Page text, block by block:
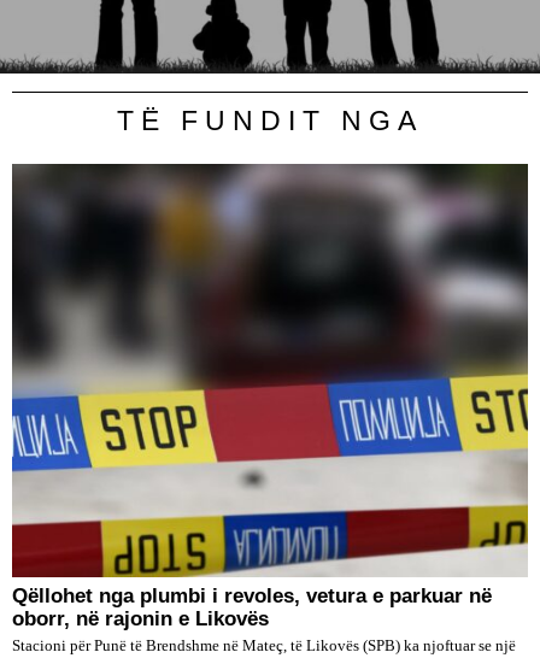
TË FUNDIT NGA
Qëllohet nga plumbi i revoles, vetura e parkuar në
oborr, në rajonin e Likovës
Stacioni për Punë të Brendshme në Mateç, të Likovës (SPB) ka njoftuar se një